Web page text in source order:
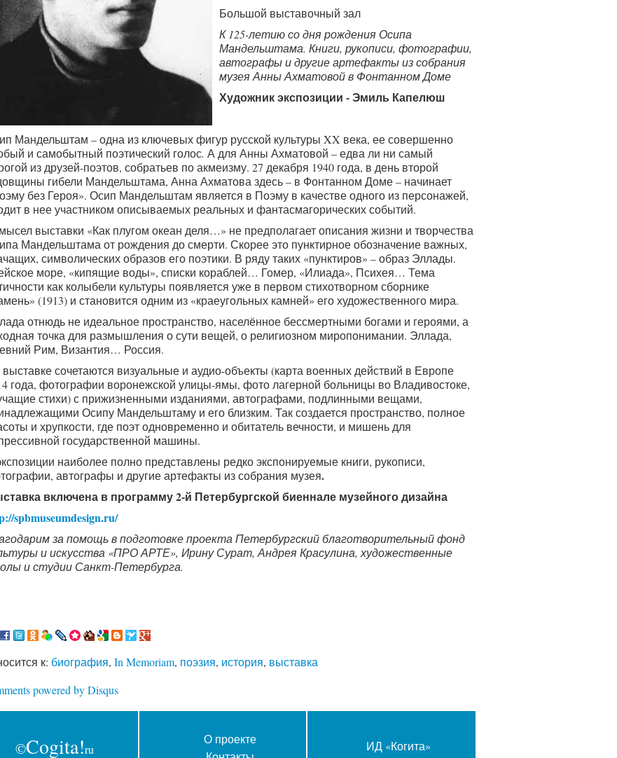
Большой выставочный зал
К 125-летию со дня рождения Осипа
Мандельштама. Книги, рукописи, фотографии,
автографы и другие артефакты из собрания
музея Анны Ахматовой в Фонтанном Доме
Художник экспозиции - Эмиль Капелюш
Мандельштам – одна из ключевых фигур русской культуры XX века, ее совершенно
и самобытный поэтический голос. А для Анны Ахматовой – едва ли ни самый
из друзей-поэтов, собратьев по акмеизму. 27 декабря 1940 года, в день второй
гибели Мандельштама, Анна Ахматова здесь – в Фонтанном Доме – начинает
без Героя». Осип Мандельштам является в Поэму в качестве одного из персонажей,
в нее участником описываемых реальных и фантасмагорических событий.
выставки «Как плугом океан деля…» не предполагает описания жизни и творчества
Мандельштама от рождения до смерти. Скорее это пунктирное обозначение важных,
символических образов его поэтики. В ряду таких «пунктиров» – образ Эллады.
море, «кипящие воды», списки кораблей… Гомер, «Илиада», Психея… Тема
как колыбели культуры появляется уже в первом стихотворном сборнике
(1913) и становится одним из «краеугольных камней» его художественного мира.
отнюдь не идеальное пространство, населённое бессмертными богами и героями, а
точка для размышления о сути вещей, о религиозном миропонимании. Эллада,
Рим, Византия… Россия.
сочетаются визуальные и аудио-объекты (карта военных действий в Европе
года, фотографии воронежской улицы-ямы, фото лагерной больницы во Владивостоке,
стихи) с прижизненными изданиями, автографами, подлинными вещами,
Осипу Мандельштаму и его близким. Так создается пространство, полное
и хрупкости, где поэт одновременно и обитатель вечности, и мишень для
государственной машины.
наиболее полно представлены редко экспонируемые книги, рукописи,
автографы и другие артефакты из собрания музея.
включена в программу 2-й Петербургской биеннале музейного дизайна
spbmuseumdesign.ru/
за помощь в подготовке проекта Петербургский благотворительный фонд
и искусства «ПРО АРТЕ», Ирину Сурат, Андрея Красулина, художественные
и студии Санкт-Петербурга.
к: биография, In Memoriam, поэзия, история, выставка
powered byDisqus
©Cogita!ru
О проекте
ИД «Когита»